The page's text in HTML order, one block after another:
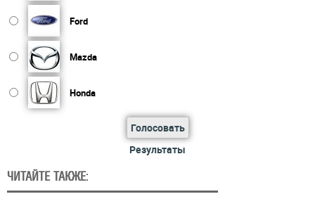
Ford
Mazda
Honda
Голосовать
Результаты
ЧИТАЙТЕ ТАКЖЕ: